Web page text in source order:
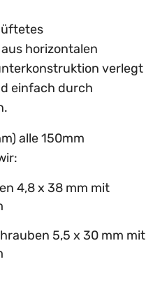
horizontalen
verlegt
einfach durch
alle 150mm
4,8 x 38 mm mit
5,5 x 30 mm mit